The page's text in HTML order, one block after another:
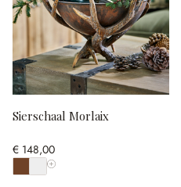
Sierschaal Morlaix
€ 148,00
Toon alle kleuren